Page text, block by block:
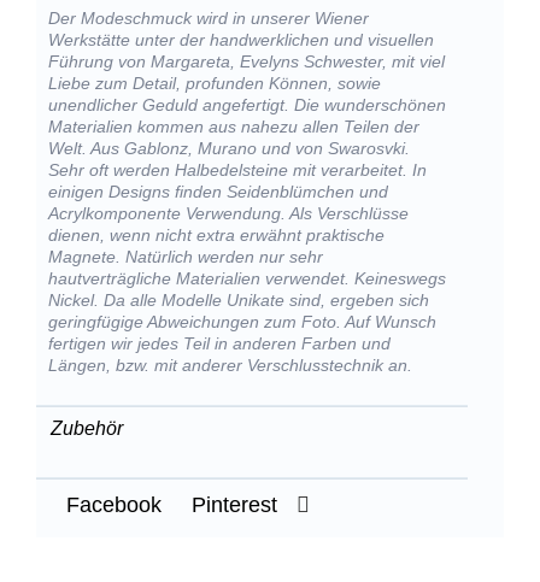
Der Modeschmuck wird in unserer Wiener
Werkstätte unter der handwerklichen und visuellen
Führung von Margareta, Evelyns Schwester, mit viel
Liebe zum Detail, profunden Können, sowie
unendlicher Geduld angefertigt. Die wunderschönen
Materialien kommen aus nahezu allen Teilen der
Welt. Aus Gablonz, Murano und von Swarosvki.
Sehr oft werden Halbedelsteine mit verarbeitet. In
einigen Designs finden Seidenblümchen und
Acrylkomponente Verwendung. Als Verschlüsse
dienen, wenn nicht extra erwähnt praktische
Magnete. Natürlich werden nur sehr
hautverträgliche Materialien verwendet. Keineswegs
Nickel. Da alle Modelle Unikate sind, ergeben sich
geringfügige Abweichungen zum Foto. Auf Wunsch
fertigen wir jedes Teil in anderen Farben und
Längen, bzw. mit anderer Verschlusstechnik an.
Zubehör
Facebook Pinterest